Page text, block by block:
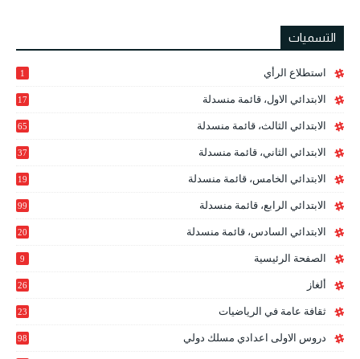
التسميات
استطلاع الرأي 1
الابتدائي الاول، قائمة منسدلة 17
الابتدائي الثالث، قائمة منسدلة 65
الابتدائي الثاني، قائمة منسدلة 37
الابتدائي الخامس، قائمة منسدلة
19
الابتدائي الرابع، قائمة منسدلة 99
الابتدائي السادس، قائمة منسدلة
20
الصفحة الرئيسية 9
ألغاز 26
ثقافة عامة في الرياضيات 23
دروس الاولى اعدادي مسلك دولي 98